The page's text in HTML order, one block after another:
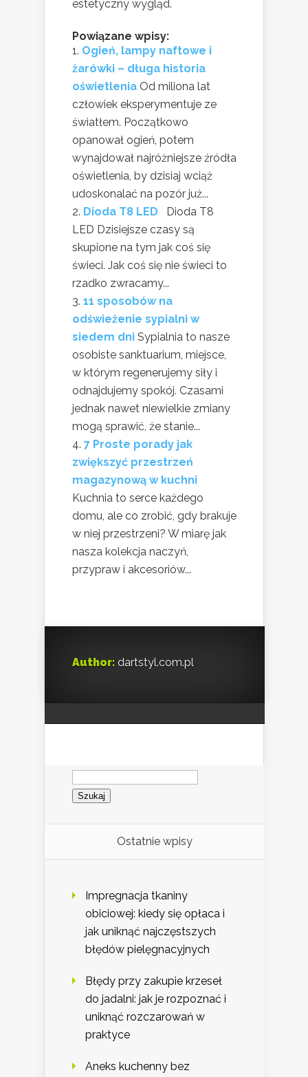
estetyczny wygląd.
Powiązane wpisy:
Ogień, lampy naftowe i
żarówki – długa historia
oświetlenia Od miliona lat
człowiek eksperymentuje ze
światłem. Początkowo
opanował ogień, potem
wynajdował najróżniejsze źródła
oświetlenia, by dzisiaj wciąż
udoskonalać na pozór już...
Dioda T8 LED
Dioda T8
LED Dzisiejsze czasy są
skupione na tym jak coś się
świeci. Jak coś się nie świeci to
rzadko zwracamy...
11 sposobów na
odświeżenie sypialni w
siedem dni Sypialnia to nasze
osobiste sanktuarium, miejsce,
w którym regenerujemy siły i
odnajdujemy spokój. Czasami
jednak nawet niewielkie zmiany
mogą sprawić, że stanie...
7 Proste porady jak
zwiększyć przestrzeń
magazynową w kuchni
Kuchnia to serce każdego
domu, ale co zrobić, gdy brakuje
w niej przestrzeni? W miarę jak
nasza kolekcja naczyń,
przypraw i akcesoriów...
Author: dartstyl.com.pl
Szukaj:
Ostatnie wpisy
Impregnacja tkaniny
obiciowej: kiedy się opłaca i
jak uniknąć najczęstszych
błędów pielęgnacyjnych
Błędy przy zakupie krzeseł
do jadalni: jak je rozpoznać i
uniknąć rozczarowań w
praktyce
Aneks kuchenny bez